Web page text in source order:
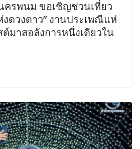
ครพนม ขอเชิญชวนเที่ยว
ดวงดาว” งานประเพณีแห่
มาสอลังการหนึ่งเดียวใน